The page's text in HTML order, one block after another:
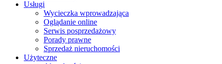
Usługi
Wycieczka wprowadzająca
Oglądanie online
Serwis posprzedażowy
Porady prawne
Sprzedaż nieruchomości
Użyteczne